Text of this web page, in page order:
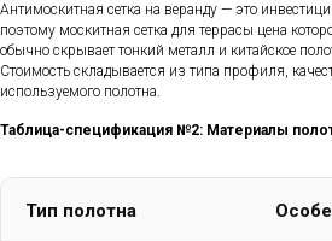
Антимоскитная сетка на веранду — это
поэтому москитная сетка для террасы цена
обычно скрывает тонкий металл и китайское
Стоимость складывается из типа профиля,
используемого полотна.
Таблица-спецификация №2: Материалы
Тип полотна